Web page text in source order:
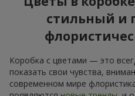
стильный и
Коробка с цветами — это
показать свои чувства,
современном мире